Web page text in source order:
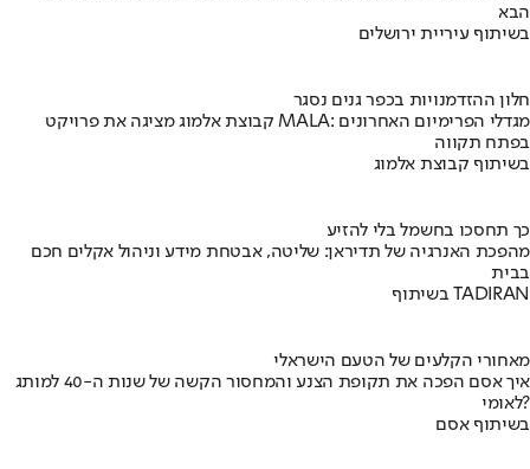
הבא
בשיתוף עיריית ירושלים
חלון ההזדמנויות בכפר גנים נסגר
קבוצת אלמוג מציגה את פרויקט MALA: מגדלי הפרימיום האחרונים
בפתח תקווה
בשיתוף קבוצת אלמוג
כך תחסכו בחשמל בלי להזיע
מהפכת האנרגיה של תדיראן: שליטה, אבטחת מידע וניהול אקלים חכם
בבית
בשיתוף TADIRAN
מאחורי הקלעים של הטעם הישראלי
איך אסם הפכה את תקופת הצנע והמחסור הקשה של שנות ה-40 למותג
לאומי?
בשיתוף אסם